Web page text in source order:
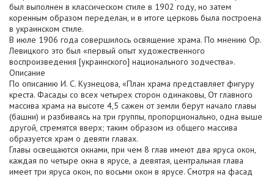
был выполнен в классическом стиле в 1902 году, но затем
коренным образом переделан, и в итоге церковь была построена
в украинском стиле.
В июле 1906 года совершилось освящение храма. По мнению Ор.
Левицкого это был «первый опыт художественного
воспроизведения [украинского] национального зодчества».
Описание
По описанию И. С. Кузнецова, «План храма представляет фигуру
креста. Фасады со всех четырех сторон одинаковы, От главного
массива храма на высоте 4,5 сажен от земли берут начало главы
(башни) и разбиваясь на три группы, пропорционально, одна выше
другой, стремятся вверх; таким образом из общего массива
образуется храм о девяти главах.
Главы освещаются окнами, при чем 8 глав имеют два яруса окон,
каждая по четыре окна в ярусе, а девятая, центральная глава
имеет три яруса окон, по восьми окон в ярусе. Смотря на фасад